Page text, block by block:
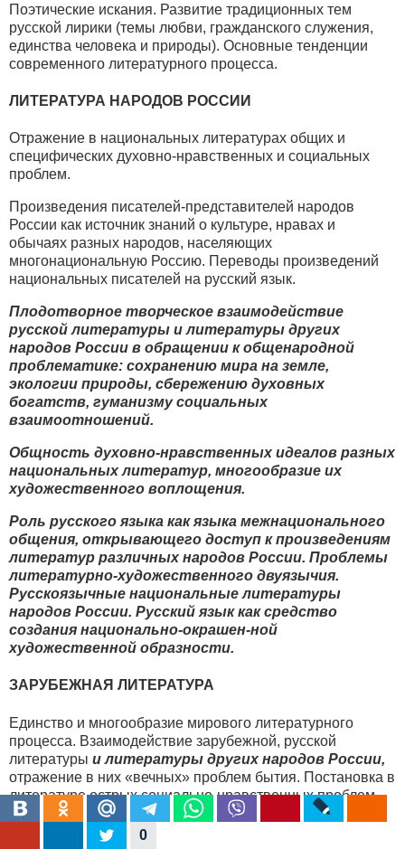
Поэтические искания. Развитие традиционных тем
русской лирики (темы любви, гражданского служения,
единства человека и природы). Основные тенденции
современного литературного процесса.
ЛИТЕРАТУРА НАРОДОВ РОССИИ
Отражение в национальных литературах общих и
специфических духовно-нравственных и социальных
проблем.
Произведения писателей-представителей народов
России как источник знаний о культуре, нравах и
обычаях разных народов, населяющих
многонациональную Россию. Переводы произведений
национальных писателей на русский язык.
Плодотворное творческое взаимодействие
русской литературы и литературы других
народов России в обращении к общенародной
проблематике: сохранению мира на земле,
экологии природы, сбережению духовных
богатств, гуманизму социальных
взаимоотношений.
Общность духовно-нравственных идеалов разных
национальных литератур, многообразие их
художественного воплощения.
Роль русского языка как языка межнационального
общения, открывающего доступ к произведениям
литератур различных народов России. Проблемы
литературно-художественного двуязычия.
Русскоязычные национальные литературы
народов России. Русский язык как средство
создания национально-окрашен-ной
художественной образности.
ЗАРУБЕЖНАЯ ЛИТЕРАТУРА
Единство и многообразие мирового литературного
процесса. Взаимодействие зарубежной, русской
литературы и литературы других народов России,
отражение в них «вечных» проблем бытия. Постановка в
литературе острых социально-нравственных проблем,
протест писателей против унижения человека,
воспевание человечности, чистоты и искренности
0